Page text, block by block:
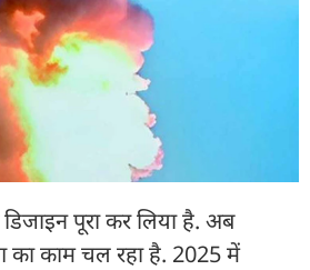
पूरा कर लिया है. अब
का काम चल रहा है. 2025 में